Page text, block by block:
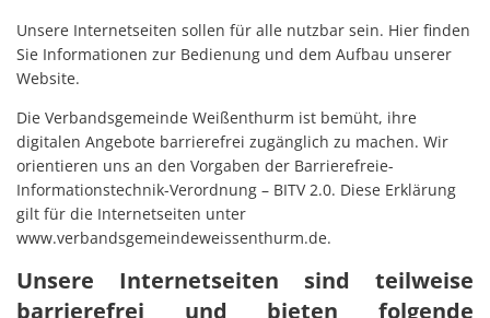
Unsere Internetseiten sollen für alle nutzbar sein. Hier finden
Sie Informationen zur Bedienung und dem Aufbau unserer
Website.
Die Verbandsgemeinde Weißenthurm ist bemüht, ihre
digitalen Angebote barrierefrei zugänglich zu machen. Wir
orientieren uns an den Vorgaben der Barrierefreie-
Informationstechnik-Verordnung – BITV 2.0. Diese Erklärung
gilt für die Internetseiten unter
www.verbandsgemeindeweissenthurm.de.
Unsere Internetseiten sind teilweise
barrierefrei und bieten folgende